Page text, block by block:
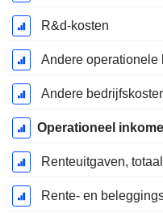
R&d-kosten
Andere operationele
Andere
Operationeel
Renteuitgaven, totaal
Rente- en